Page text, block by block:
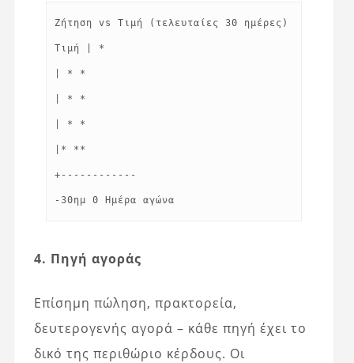
Ζήτηση vs Τιμή (τελευταίες 30 ημέρες)
Τιμή | *
| * *
| * *
| * *
|* **
+------------
4. Πηγή αγοράς
Επίσημη πώληση, πρακτορεία,
δευτερογενής αγορά – κάθε πηγή έχει το
δικό της περιθώριο κέρδους. Οι